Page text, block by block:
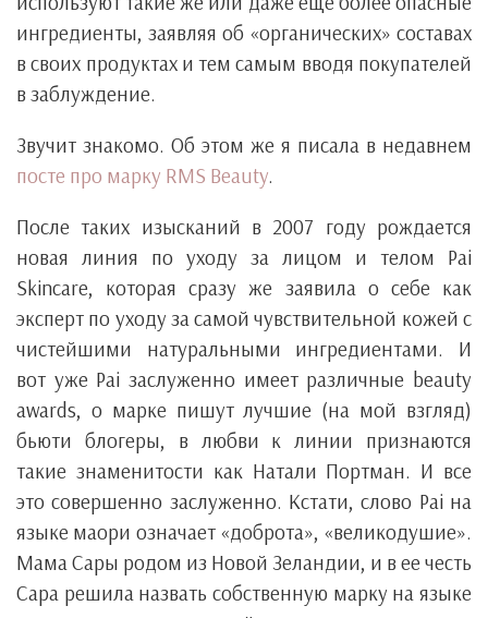
ингредиенты, заявляя об «органических» составах
в своих продуктах и тем самым вводя покупателей
в заблуждение.
Звучит знакомо. Об этом же я писала в недавнем
посте про марку RMS Beauty.
После таких изысканий в 2007 году рождается
новая линия по уходу за лицом и телом Pai
Skincare, которая сразу же заявила о себе как
эксперт по уходу за самой чувствительной кожей с
чистейшими натуральными ингредиентами. И
вот уже Pai заслуженно имеет различные beauty
awards, о марке пишут лучшие (на мой взгляд)
бьюти блогеры, в любви к линии признаются
такие знаменитости как Натали Портман. И все
это совершенно заслуженно. Кстати, слово Pai на
языке маори означает «доброта», «великодушие».
Мама Сары родом из Новой Зеландии, и в ее честь
Сара решила назвать собственную марку на языке